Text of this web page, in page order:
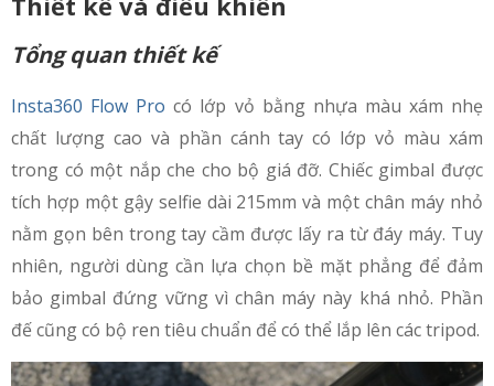
Tổng quan thiết kế
Insta360 Flow Pro có lớp vỏ bằng nhựa màu xám nhẹ
chất lượng cao và phần cánh tay có lớp vỏ màu xám
trong có một nắp che cho bộ giá đỡ. Chiếc gimbal được
tích hợp một gậy selfie dài 215mm và một chân máy nhỏ
nằm gọn bên trong tay cầm được lấy ra từ đáy máy. Tuy
nhiên, người dùng cần lựa chọn bề mặt phẳng để đảm
bảo gimbal đứng vững vì chân máy này khá nhỏ. Phần
đế cũng có bộ ren tiêu chuẩn để có thể lắp lên các tripod.